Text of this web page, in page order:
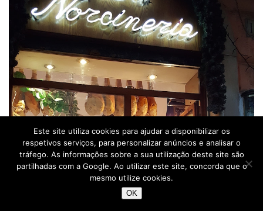
Este site utiliza cookies para ajudar a disponibilizar os
respetivos serviços, para personalizar anúncios e analisar o
tráfego. As informações sobre a sua utilização deste site são
partilhadas com a Google. Ao utilizar este site, concorda que o
mesmo utilize cookies.
OK